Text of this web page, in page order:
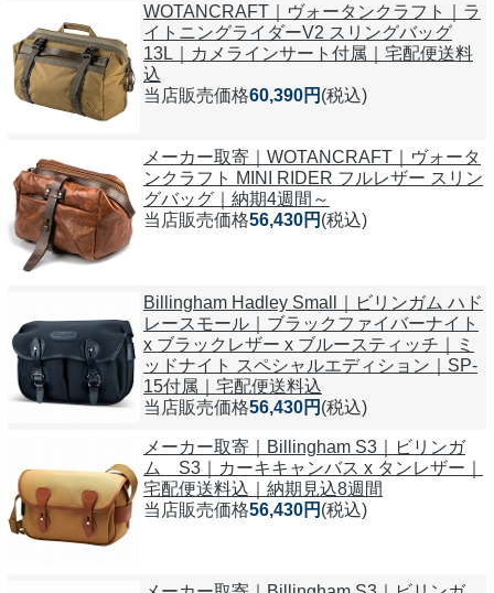
WOTANCRAFT｜ヴォータンクラフト｜ラ
イトニングライダーV2 スリングバッグ
13L｜カメラインサート付属｜宅配便送料
込
当店販売価格60,390円 (税込)
メーカー取寄｜WOTANCRAFT｜ヴォータ
ンクラフト MINI RIDER フルレザー スリン
グバッグ｜納期4週間～
当店販売価格56,430円 (税込)
Billingham Hadley Small｜ビリンガム ハド
レースモール｜ブラックファイバーナイト
x ブラックレザー x ブルースティッチ｜ミ
ッドナイト スペシャルエディション｜SP-
15付属｜宅配便送料込
当店販売価格56,430円 (税込)
メーカー取寄｜Billingham S3｜ビリンガ
ム S3｜カーキキャンバス x タンレザー｜
宅配便送料込｜納期見込8週間
当店販売価格56,430円 (税込)